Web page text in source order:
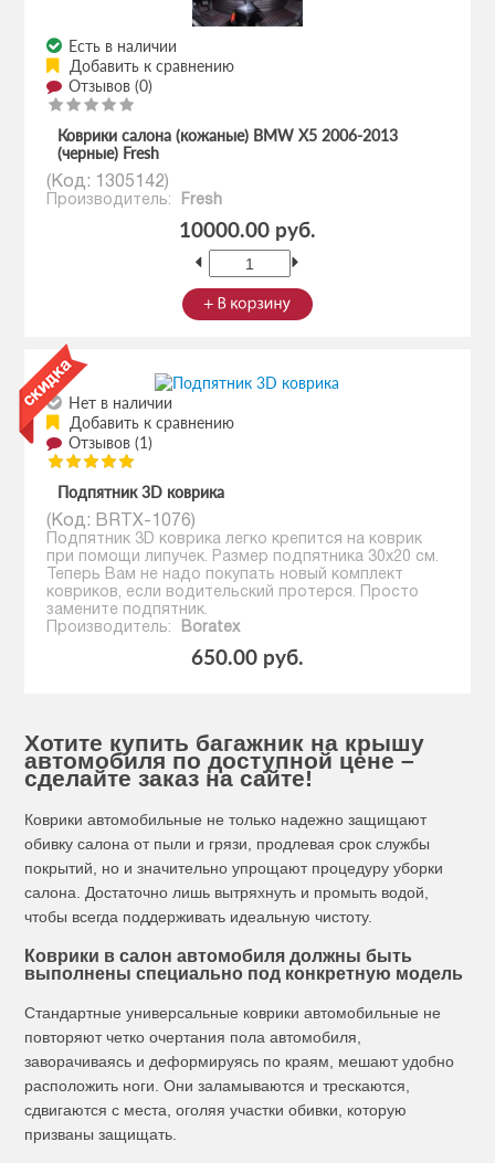
Есть в наличии
Добавить к сравнению
Отзывов (0)
Коврики салона (кожаные) BMW X5 2006-2013
(черные) Fresh
(Код: 1305142)
Производитель: Fresh
10000.00 руб.
Нет в наличии
Добавить к сравнению
Отзывов (1)
Подпятник 3D коврика
(Код: BRTX-1076)
Подпятник 3D коврика легко крепится на коврик
при помощи липучек. Размер подпятника 30х20 см.
Теперь Вам не надо покупать новый комплект
ковриков, если водительский протерся. Просто
замените подпятник.
Производитель:
Boratex
650.00 руб.
Хотите купить багажник на крышу
автомобиля по доступной цене –
сделайте заказ на сайте!
Коврики автомобильные не только надежно защищают
обивку салона от пыли и грязи, продлевая срок службы
покрытий, но и значительно упрощают процедуру уборки
салона. Достаточно лишь вытряхнуть и промыть водой,
чтобы всегда поддерживать идеальную чистоту.
Коврики в салон автомобиля должны быть
выполнены специально под конкретную модель
Стандартные универсальные коврики автомобильные не
повторяют четко очертания пола автомобиля,
заворачиваясь и деформируясь по краям, мешают удобно
расположить ноги. Они заламываются и трескаются,
сдвигаются с места, оголяя участки обивки, которую
призваны защищать.